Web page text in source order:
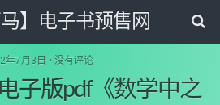
马】电子书预售网
年7月3日 • 没有评论
子版pdf《数学中之